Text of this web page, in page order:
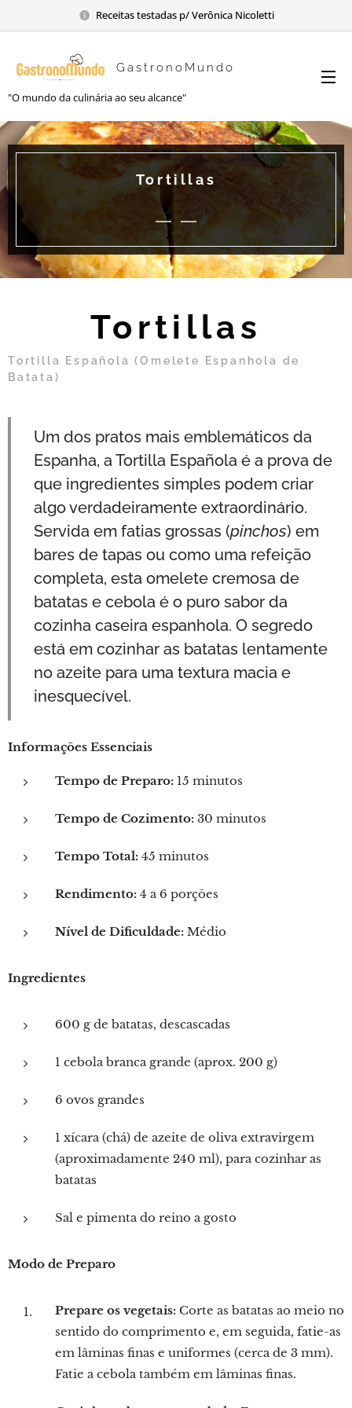
Receitas testadas p/ Verônica Nicoletti
GastronoMundo
"O mundo da culinária ao seu alcance"
Tortillas
Tortillas
Tortilla Española (Omelete Espanhola de
Batata)
Um dos pratos mais emblemáticos da
Espanha, a Tortilla Española é a prova de
que ingredientes simples podem criar
algo verdadeiramente extraordinário.
Servida em fatias grossas (pinchos) em
bares de tapas ou como uma refeição
completa, esta omelete cremosa de
batatas e cebola é o puro sabor da
cozinha caseira espanhola. O segredo
está em cozinhar as batatas lentamente
no azeite para uma textura macia e
inesquecível.
Informações Essenciais
Tempo de Preparo: 15 minutos
Tempo de Cozimento: 30 minutos
Tempo Total: 45 minutos
Rendimento: 4 a 6 porções
Nível de Dificuldade: Médio
Ingredientes
600 g de batatas, descascadas
1 cebola branca grande (aprox. 200 g)
6 ovos grandes
1 xícara (chá) de azeite de oliva extravirgem
(aproximadamente 240 ml), para cozinhar as
batatas
Sal e pimenta do reino a gosto
Modo de Preparo
Prepare os vegetais: Corte as batatas ao meio no
sentido do comprimento e, em seguida, fatie-as
em lâminas finas e uniformes (cerca de 3 mm).
Fatie a cebola também em lâminas finas.